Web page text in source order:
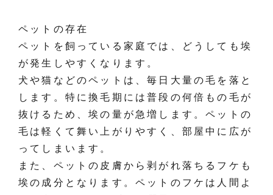
ペットの存在
ペットを飼っている家庭では、どうしても埃
が発生しやすくなります。
犬や猫などのペットは、毎日大量の毛を落と
します。特に換毛期には普段の何倍もの毛が
抜けるため、埃の量が急増します。ペットの
毛は軽くて舞い上がりやすく、部屋中に広が
ってしまいます。
また、ペットの皮膚から剥がれ落ちるフケも
埃の成分となります。ペットのフケは人間よ